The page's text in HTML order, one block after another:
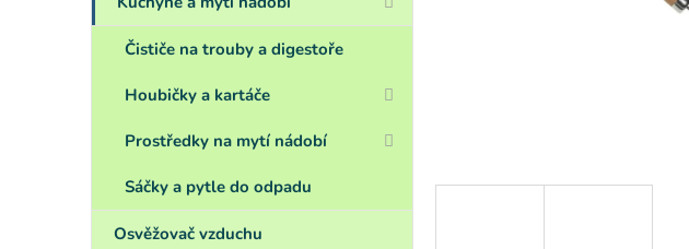
e
Čističe na trouby a digestoře
Houbičky a kartáče
Prostředky na mytí nádobí
Sáčky a pytle do odpadu
Osvěžovač vzduchu